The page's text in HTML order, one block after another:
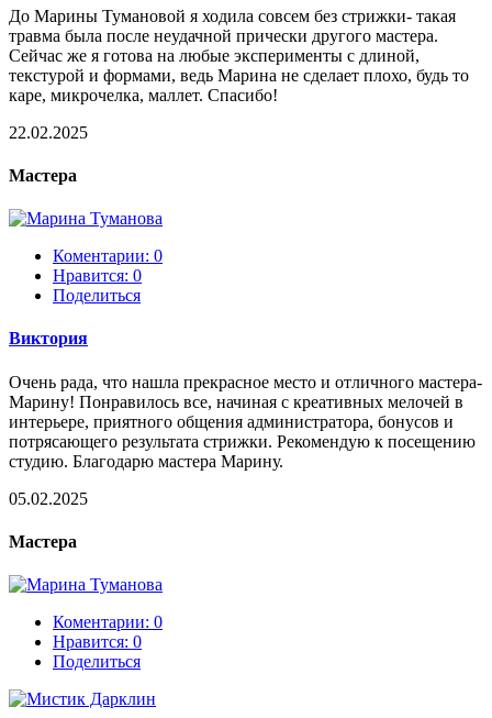
До Марины Тумановой я ходила совсем без стрижки- такая
травма была после неудачной прически другого мастера.
Сейчас же я готова на любые эксперименты с длиной,
текстурой и формами, ведь Марина не сделает плохо, будь то
каре, микрочелка, маллет. Спасибо!
22.02.2025
Мастера
Коментарии: 0
Нравится: 0
Поделиться
Виктория
Очень рада, что нашла прекрасное место и отличного мастера-
Марину! Понравилось все, начиная с креативных мелочей в
интерьере, приятного общения администратора, бонусов и
потрясающего результата стрижки. Рекомендую к посещению
студию. Благодарю мастера Марину.
05.02.2025
Мастера
Коментарии: 0
Нравится: 0
Поделиться